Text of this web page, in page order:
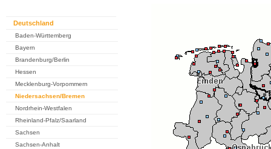
Deutschland
Baden-Württemberg
Bayern
Brandenburg/Berlin
Hessen
Mecklenburg-Vorpommern
Niedersachsen/Bremen
Nordrhein-Westfalen
Rheinland-Pfalz/Saarland
Sachsen
Sachsen-Anhalt